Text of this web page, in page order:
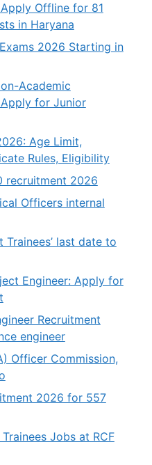
Offline for 81
in Haryana
2026 Starting in
Academic
for Junior
Age Limit,
Rules, Eligibility
recruitment 2026
Officers internal
Trainees’ last date to
Engineer: Apply for
Recruitment
engineer
Officer Commission,
2026 for 557
Jobs at RCF